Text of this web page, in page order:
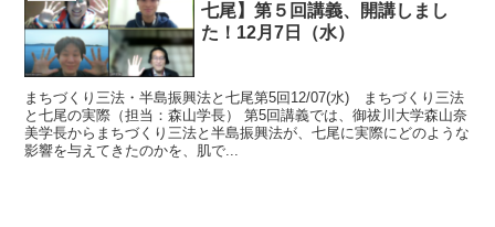
七尾】第５回講義、開講しまし
た！12月7日（水）
まちづくり三法・半島振興法と七尾第5回12/07(水) まちづくり三法
と七尾の実際（担当：森山学長） 第5回講義では、御祓川大学森山奈
美学長からまちづくり三法と半島振興法が、七尾に実際にどのような
影響を与えてきたのかを、肌で...